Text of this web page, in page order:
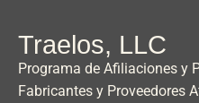
Traelos, LLC
Programa de Afiliaciones y
Fabricantes y Proveedores